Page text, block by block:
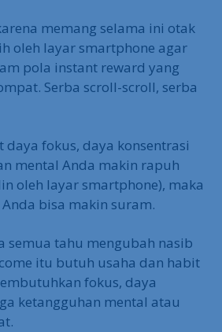
memang selama ini otak
oleh layar smartphone agar
pola instant reward yang
Serba scroll-scroll, serba
daya fokus, daya konsentrasi
mental Anda makin rapuh
oleh layar smartphone), maka
bisa makin suram.
semua tahu mengubah nasib
itu butuh usaha dan habit
fokus, daya
ketangguhan mental atau